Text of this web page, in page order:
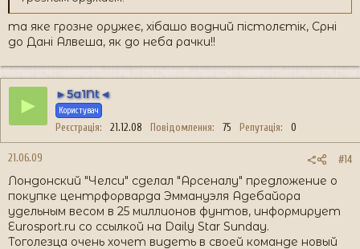
та яке грозне оружеє, хібашо водний пістолєтік, Срні
до Дані Алвеша, як до неба рачки!!
► ►5a1Nt◄
Користувач
Реєстрація 21.12.08 Повідомлення 75 Репутація 0
21.06.09 #14
Лондонский "Челси" сделал "Арсеналу" предложение о
покупке центрфорварда Эммануэля Адебайора
удельным весом в 25 миллионов фунтов, информирует
Eurosport.ru со ссылкой на Daily Star Sunday.
Тоголезца очень хочет видеть в своей команде новый